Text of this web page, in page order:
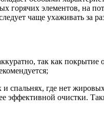
горячих элементов, на
чаще ухаживать за
так как покрытие
спальнях, где нет
эффективной очистки.